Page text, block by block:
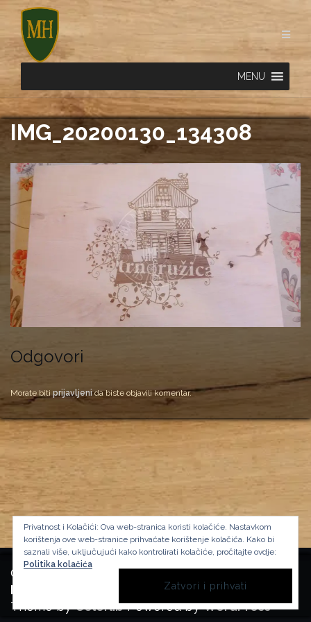
Skip
content
MENU
IMG_20200130_134308
Odgovori
Morate biti prijavljenida biste objavili komentar.
Copyright Manufactura Historica, 2024.
Background image by kbzaon Freepik
Theme byColorlibPowered byWordPress BACK
Privatnost i Kolačići: Ova web-stranica koristi kolačiće. Nastavkom
korištenja ove web-stranice prihvaćate korištenje kolačića. Kako bi
saznali više, uključujući kako kontrolirati kolačiće, pročitajte ovdje:
Politika kolačića